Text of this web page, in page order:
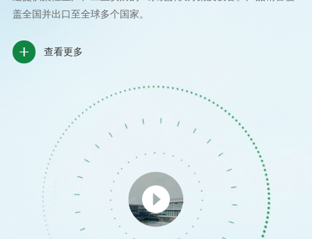
盖全国并出口至全球多个国家。
查看更多